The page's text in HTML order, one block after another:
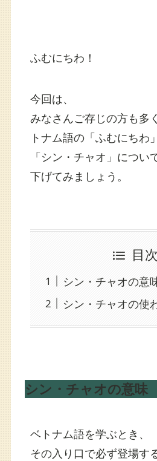
ふむにちわ！
今回は、
みなさんご存じの方も多
トナム語の「ふむにちわ」
「シン・チャオ」につい
下げてみましょう。
目次
シン・チャオの意
シン・チャオの使
シン・チャオの意味
ベトナム語を学ぶとき、
その入り口で必ず登場す